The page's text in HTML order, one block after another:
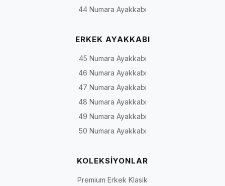
44 Numara Ayakkabı
ERKEK AYAKKABI
45 Numara Ayakkabı
46 Numara Ayakkabı
47 Numara Ayakkabı
48 Numara Ayakkabı
49 Numara Ayakkabı
50 Numara Ayakkabı
KOLEKSİYONLAR
Premium Erkek Klasik